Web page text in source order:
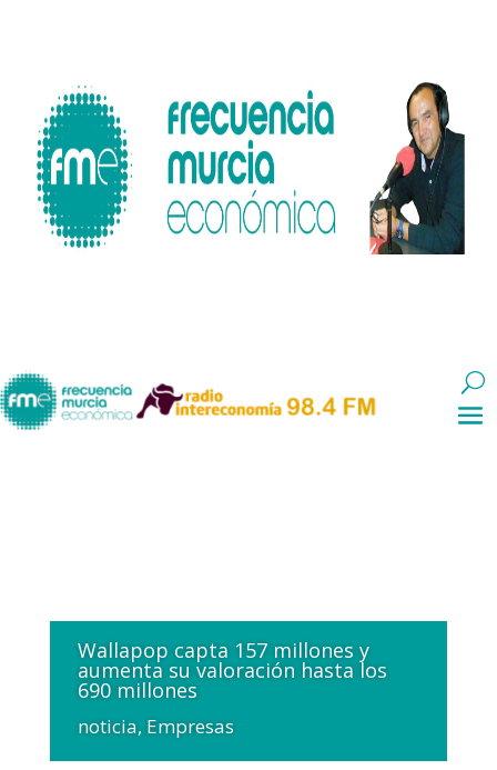
Wallapop capta 157 millones y
aumenta su valoración hasta los
690 millones
noticia, Empresas